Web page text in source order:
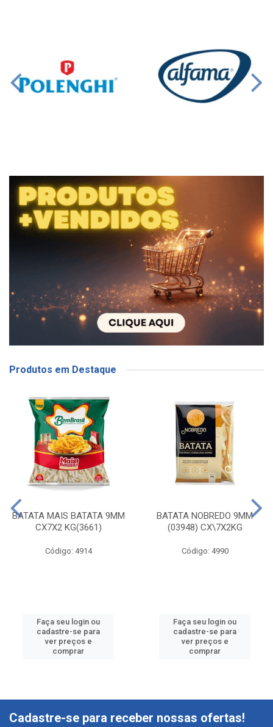
Produtos em Destaque
BATATA MAIS BATATA 9MM
CX7X2 KG(3661)
Código: 4914
Faça seu login ou
cadastre-se para
ver preços e
comprar
BATATA NOBREDO 9MM
(03948) CX\7X2KG
Código: 4990
Faça seu login ou
cadastre-se para
ver preços e
comprar
Cadastre-se para receber nossas ofertas!